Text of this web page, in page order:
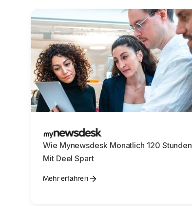
Wie Mynewsdesk Monatlich 120 Stunden
Mit Deel Spart
Mehr erfahren